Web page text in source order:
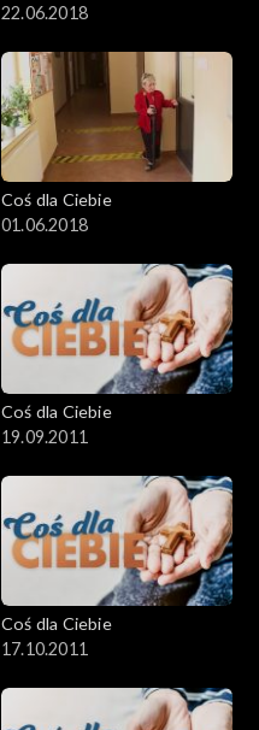
22.06.2018
Coś dla Ciebie
01.06.2018
Coś dla Ciebie
19.09.2011
Coś dla Ciebie
17.10.2011